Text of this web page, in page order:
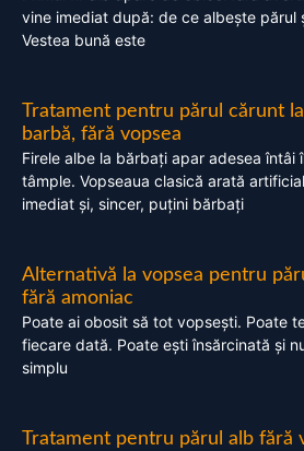
vine imediat după: de ce albește părul
Vestea bună este
Tratament pentru părul cărunt
barbă, fără vopsea
Firele albe la bărbați apar adesea întâi
tâmple. Vopseaua clasică arată
imediat și, sincer, puțini bărbați
Alternativă la vopsea pentru
fără amoniac
Poate ai obosit să tot vopsești. Poate
fiecare dată. Poate ești însărcinată și
simplu
Tratament pentru părul alb fără